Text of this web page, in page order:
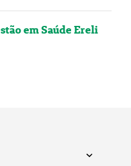
em Saúde Ereli